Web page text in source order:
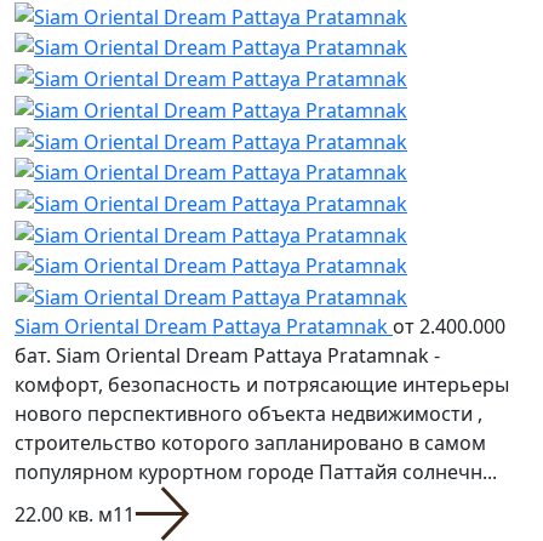
Siam Oriental Dream Pattaya Pratamnak от 2.400.000
бат. Siam Oriental Dream Pattaya Pratamnak -
комфорт, безопасность и потрясающие интерьеры
нового перспективного объекта недвижимости ,
строительство которого запланировано в самом
популярном курортном городе Паттайя солнечн...
22.00 кв. м11